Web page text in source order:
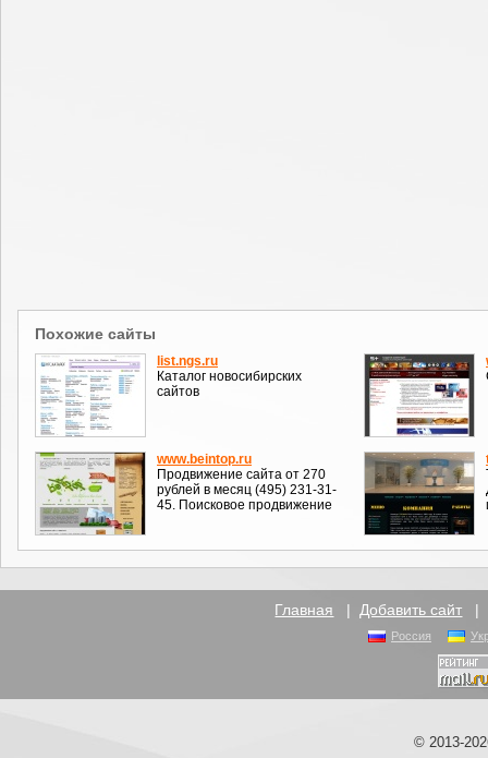
Похожие сайты
list.ngs.ru
Каталог новосибирских
сайтов
www.beintop.ru
Продвижение сайта от 270
рублей в месяц (495) 231-31-
45. Поисковое продвижение
Главная | Добавить сайт |
Россия
© 2013-